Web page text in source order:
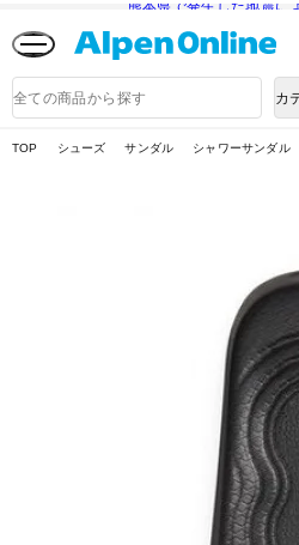
熊本県で発生した地震に
品
検
カ
TOP シューズ サンダル シャワーサンダル